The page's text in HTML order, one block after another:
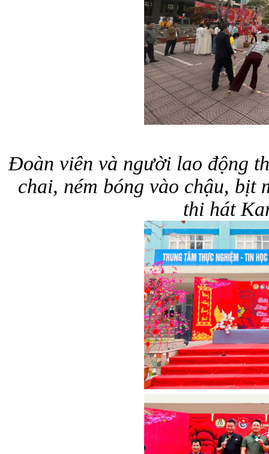
Đoàn viên và người lao động
chai, ném bóng vào chậu, bịt
thi hát